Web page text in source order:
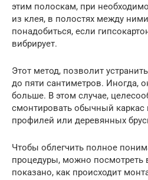
этим полоскам, при
из клея, в полостях между
понадобиться, если
вибрирует.
Этот метод, позволит
до пяти сантиметров. Иногда,
больше. В этом случае,
смонтировать обычный каркас
профилей или деревянных
Чтобы облегчить полное
процедуры, можно посмотреть
показано, как происходит